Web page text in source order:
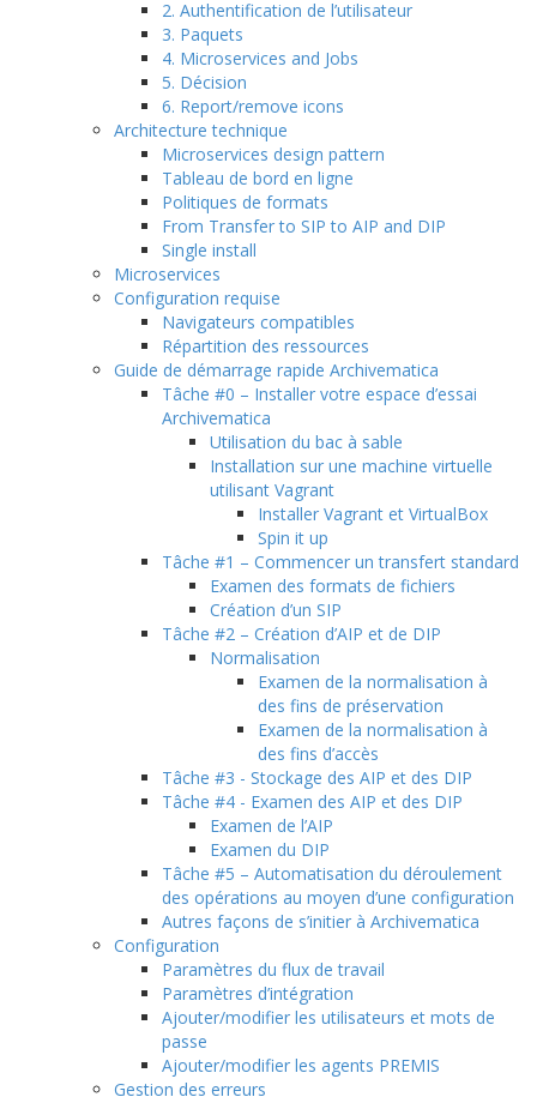
2. Authentification de l’utilisateur
3. Paquets
4. Microservices and Jobs
5. Décision
6. Report/remove icons
Architecture technique
Microservices design pattern
Tableau de bord en ligne
Politiques de formats
From Transfer to SIP to AIP and DIP
Single install
Microservices
Configuration requise
Navigateurs compatibles
Répartition des ressources
Guide de démarrage rapide Archivematica
Tâche #0 – Installer votre espace d’essai
Archivematica
Utilisation du bac à sable
Installation sur une machine virtuelle
utilisant Vagrant
Installer Vagrant et VirtualBox
Spin it up
Tâche #1 – Commencer un transfert standard
Examen des formats de fichiers
Création d’un SIP
Tâche #2 – Création d’AIP et de DIP
Normalisation
Examen de la normalisation à
des fins de préservation
Examen de la normalisation à
des fins d’accès
Tâche #3 - Stockage des AIP et des DIP
Tâche #4 - Examen des AIP et des DIP
Examen de l’AIP
Examen du DIP
Tâche #5 – Automatisation du déroulement
des opérations au moyen d’une configuration
Autres façons de s’initier à Archivematica
Configuration
Paramètres du flux de travail
Paramètres d’intégration
Ajouter/modifier les utilisateurs et mots de
passe
Ajouter/modifier les agents PREMIS
Gestion des erreurs